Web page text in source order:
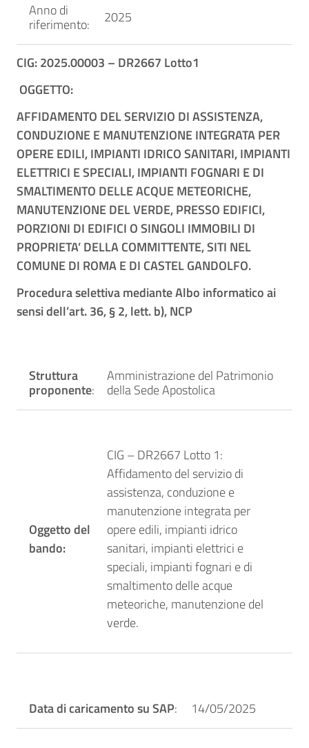
Anno di
riferimento: 2025
CIG: 2025.00003 – DR2667 Lotto1
OGGETTO:
AFFIDAMENTO DEL SERVIZIO DI ASSISTENZA,
CONDUZIONE E MANUTENZIONE INTEGRATA PER
OPERE EDILI, IMPIANTI IDRICO SANITARI, IMPIANTI
ELETTRICI E SPECIALI, IMPIANTI FOGNARI E DI
SMALTIMENTO DELLE ACQUE METEORICHE,
MANUTENZIONE DEL VERDE, PRESSO EDIFICI,
PORZIONI DI EDIFICI O SINGOLI IMMOBILI DI
PROPRIETA’ DELLA COMMITTENTE, SITI NEL
COMUNE DI ROMA E DI CASTEL GANDOLFO.
Procedura selettiva mediante Albo informatico ai
sensi dell’art. 36, § 2, lett. b), NCP
Struttura
proponente:
Amministrazione del Patrimonio
della Sede Apostolica
Oggetto del
bando:
CIG – DR2667 Lotto 1:
Affidamento del servizio di
assistenza, conduzione e
manutenzione integrata per
opere edili, impianti idrico
sanitari, impianti elettrici e
speciali, impianti fognari e di
smaltimento delle acque
meteoriche, manutenzione del
verde.
Data di caricamento su SAP: 14/05/2025